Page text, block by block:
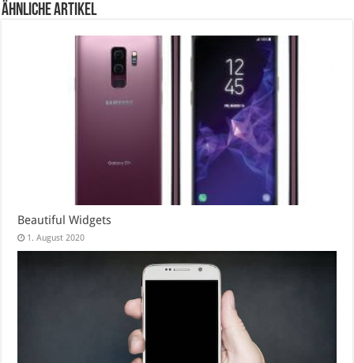
Ähnliche Artikel
Beautiful Widgets
1. August 2020